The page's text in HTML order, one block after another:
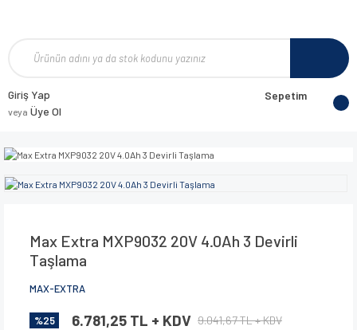
Giriş Yap
veya Üye Ol
Sepetim
Max Extra MXP9032 20V 4.0Ah 3 Devirli
Taşlama
MAX-EXTRA
%25 6.781,25 TL + KDV 9.041,67 TL + KDV